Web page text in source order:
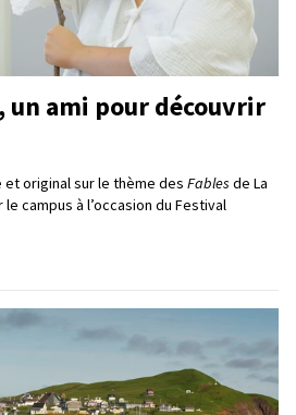
un ami pour découvrir
original sur le thème des Fables de La
campus à l’occasion du Festival